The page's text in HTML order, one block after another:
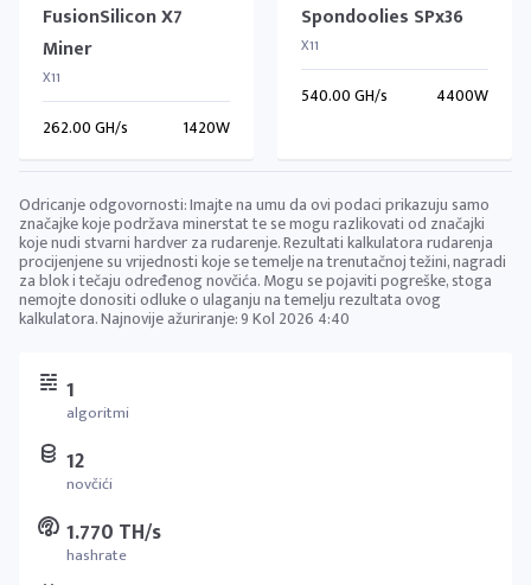
1
algoritmi
12
novčići
1.770 TH/s
hashrate
FusionSilicon X7
Miner
X11
262.00 GH/s 1420W
Spondoolies SPx36
X11
540.00 GH/s 4400W
Odricanje odgovornosti: Imajte na umu da ovi podaci prikazuju samo
značajke koje podržava minerstat te se mogu razlikovati od značajki
koje nudi stvarni hardver za rudarenje. Rezultati kalkulatora rudarenja
procijenjene su vrijednosti koje se temelje na trenutačnoj težini, nagradi
za blok i tečaju određenog novčića. Mogu se pojaviti pogreške, stoga
nemojte donositi odluke o ulaganju na temelju rezultata ovog
kalkulatora. Najnovije ažuriranje:9 Kol 2026 4:40